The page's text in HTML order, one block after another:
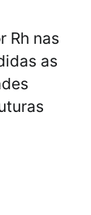
Rh nas
as